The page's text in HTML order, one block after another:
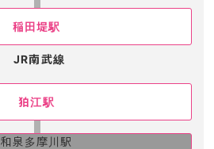
稲田堤駅
JR南武線
狛江駅
和泉多摩川駅